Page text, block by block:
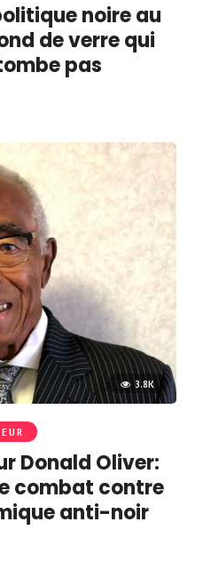
noire au
de verre qui
pas
3.8K
Donald Oliver:
combat contre
anti-noir